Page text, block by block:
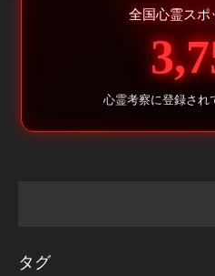
全国心霊スポ
心霊考察に登録され
タグ